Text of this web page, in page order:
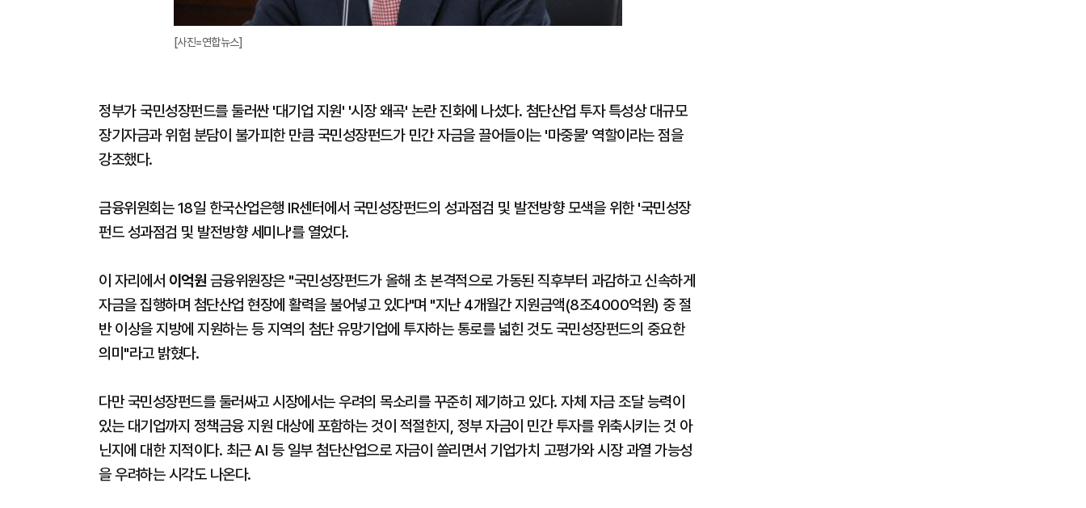
[사진=연합뉴스]
정부가 국민성장펀드를 둘러싼 '대기업 지원' '시장 왜곡' 논란 진화에 나섰다. 첨단산업 투자 특성상 대규모
장기자금과 위험 분담이 불가피한 만큼 국민성장펀드가 민간 자금을 끌어들이는 '마중물' 역할이라는 점을
강조했다.
금융위원회는 18일 한국산업은행 IR센터에서 국민성장펀드의 성과점검 및 발전방향 모색을 위한 '국민성장
펀드 성과점검 및 발전방향 세미나'를 열었다.
이 자리에서 이억원금융위원장은 "국민성장펀드가 올해 초 본격적으로 가동된 직후부터 과감하고 신속하게
자금을 집행하며 첨단산업 현장에 활력을 불어넣고 있다"며 "지난 4개월간 지원금액(8조4000억원) 중 절
반 이상을 지방에 지원하는 등 지역의 첨단 유망기업에 투자하는 통로를 넓힌 것도 국민성장펀드의 중요한
의미"라고 밝혔다.
다만 국민성장펀드를 둘러싸고 시장에서는 우려의 목소리를 꾸준히 제기하고 있다. 자체 자금 조달 능력이
있는 대기업까지 정책금융 지원 대상에 포함하는 것이 적절한지, 정부 자금이 민간 투자를 위축시키는 것 아
닌지에 대한 지적이다. 최근 AI 등 일부 첨단산업으로 자금이 쏠리면서 기업가치 고평가와 시장 과열 가능성
을 우려하는 시각도 나온다.